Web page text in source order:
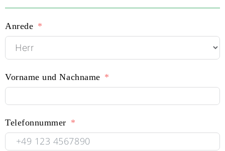
Anrede
Vorname und Nachname
Telefonnummer